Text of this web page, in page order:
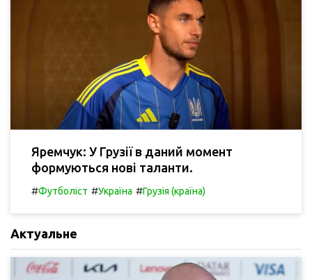
Яремчук: У Грузії в даний момент
формуються нові таланти.
#Футболіст #Україна #Грузія (країна)
Актуальне